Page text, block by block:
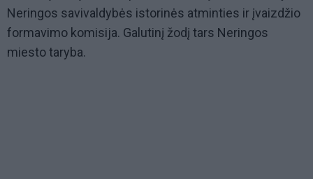
Neringos savivaldybės istorinės atminties ir įvaizdžio
formavimo komisija. Galutinį žodį tars Neringos
miesto taryba.